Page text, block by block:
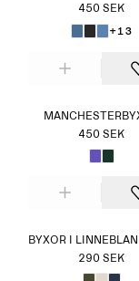
450 SEK
+13
450 SEK
BYXOR I
290 SEK